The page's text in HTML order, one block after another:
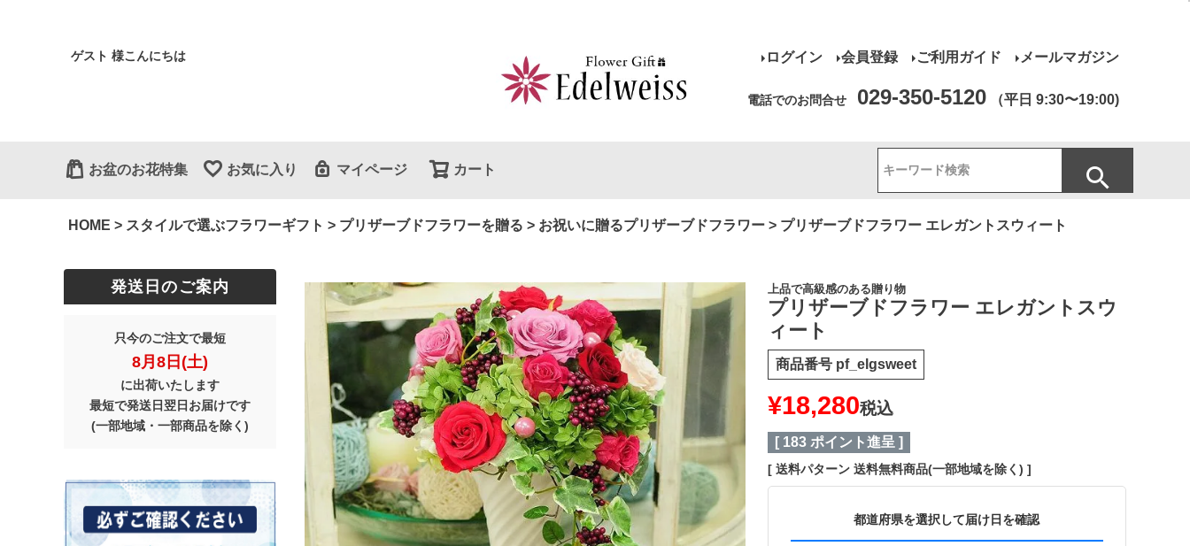
ゲスト 様こんにちは ログイン 会員登録 ご利用ガイド メールマガジン
電話でのお問合せ 029-350-5120 （平日 9:30〜19:00)
お盆のお花特集 お気に入り マイページ カート
HOME スタイルで選ぶフラワーギフト プリザーブドフラワーを贈る お祝いに贈るプリザーブドフラワー プリザーブドフラワー エレガントスウィート
発送日のご案内
只今のご注文で最短
8月8日(土)
に出荷いたします
最短で発送日翌日お届けです
(一部地域・一部商品を除く)
上品で高級感のある贈り物
プリザーブドフラワー エレガントスウ
ィート
商品番号 pf_elgsweet
¥18,280税込
[ 183 ポイント進呈 ]
送料パターン 送料無料商品(一部地域を除く)
都道府県を選択して届け日を確認